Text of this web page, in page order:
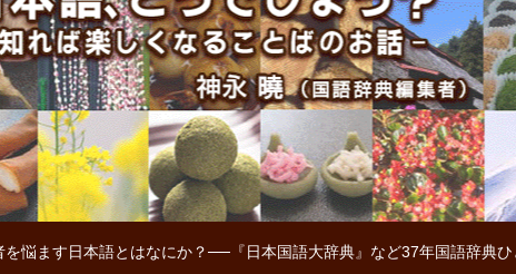
を悩ます日本語とはなにか？──『日本国語大辞典』など37年国語辞典